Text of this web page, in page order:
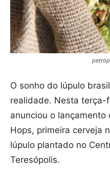
O sonho do lúpulo
realidade. Nesta terça-
anunciou o lançamento
Hops, primeira cerveja
lúpulo plantado no
Teresópolis.